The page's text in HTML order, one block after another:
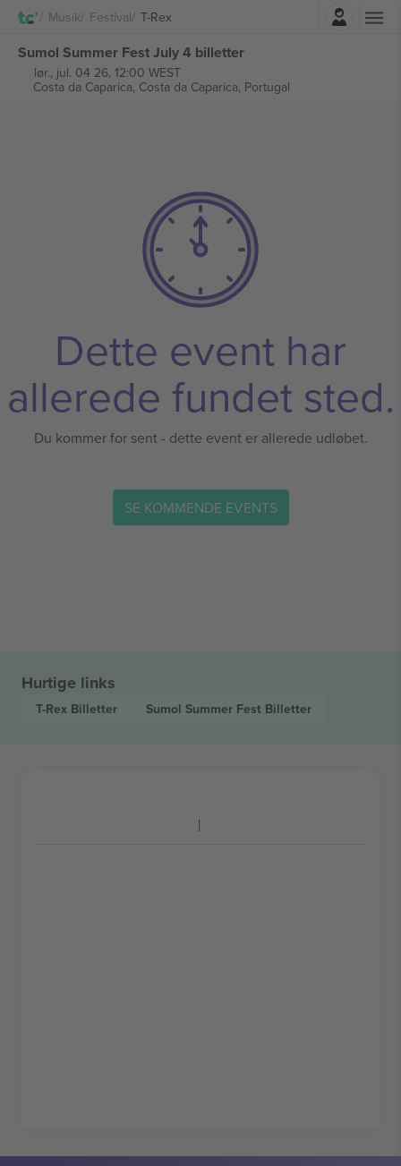
Musik Festival T-Rex
Sumol Summer Fest July 4 billetter
lør., jul. 04 26, 12:00 WEST
Costa da Caparica, Costa da Caparica, Portugal
Dette event har
allerede fundet sted.
Du kommer for sent - dette event er allerede udløbet.
SE KOMMENDE EVENTS
Hurtige links
T-Rex Billetter Sumol Summer Fest Billetter